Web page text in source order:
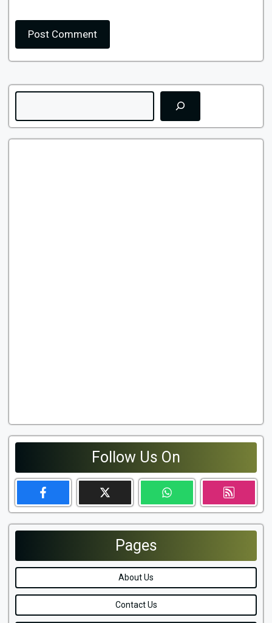
Search
Follow Us On
Pages
About Us
Contact Us